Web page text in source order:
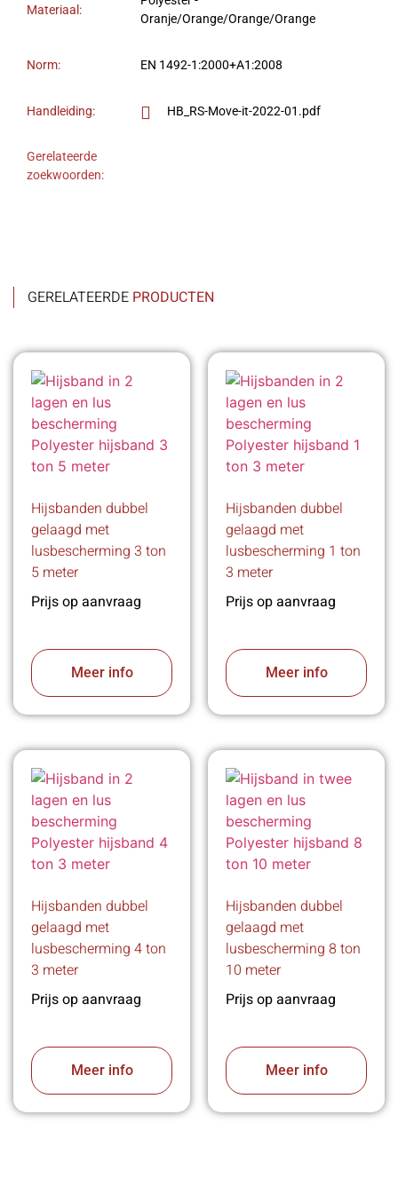
Materiaal:
Oranje/Orange/Orange/Orange
Norm: EN 1492-1:2000+A1:2008
Handleiding: HB_RS-Move-it-2022-01.pdf
Gerelateerde
zoekwoorden:
GERELATEERDE PRODUCTEN
Hijsbanden dubbel
gelaagd met
lusbescherming 3 ton
5 meter
Prijs op aanvraag
Meer info
Hijsbanden dubbel
gelaagd met
lusbescherming 1 ton
3 meter
Prijs op aanvraag
Meer info
Hijsbanden dubbel
gelaagd met
lusbescherming 4 ton
3 meter
Prijs op aanvraag
Meer info
Hijsbanden dubbel
gelaagd met
lusbescherming 8 ton
10 meter
Prijs op aanvraag
Meer info